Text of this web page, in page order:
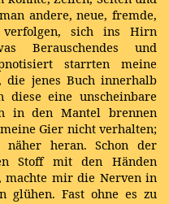
andere, neue, fremde,
verfolgen, sich ins Hirn
Berauschendes und
starrten meine
die jenes Buch innerhalb
diese eine unscheinbare
in den Mantel brennen
Gier nicht verhalten;
heran. Schon der
Stoff mit den Händen
machte mir die Nerven in
glühen. Fast ohne es zu